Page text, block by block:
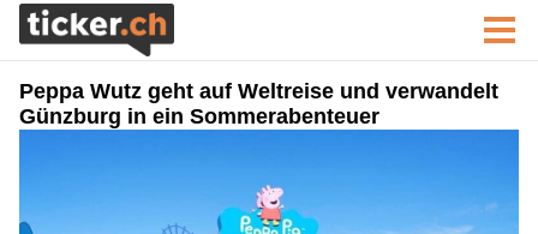
Peppa Wutz geht auf Weltreise und verwandelt
Günzburg in ein Sommerabenteuer